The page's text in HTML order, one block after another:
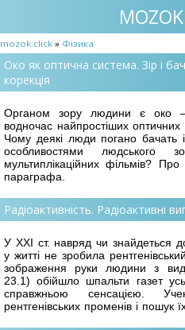
mozok.click » Фізика
Око як оптична система. Зір і
корекція
Органом зору людини є око
водночас найпростіших
Чому деякі люди погано бачать
особливостями людського
мультиплікаційних фільмів?
параграфа.
Радіоактивність. Радіоактивні
У ХХІ ст. навряд чи знайдеться
у житті не зробила
зображення руки людини з
23.1) обійшло шпальти газет
справжньою сенсацією.
рентгенівських променів і пошук